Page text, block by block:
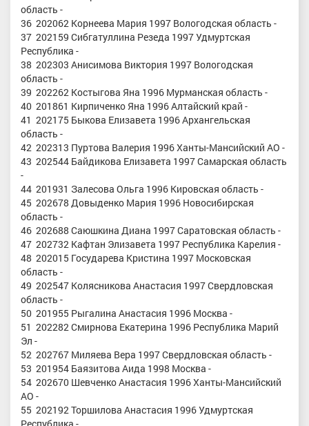
область -
36 202062 Корнеева Мария 1997 Вологодская область -
37 202159 Сибгатуллина Резеда 1997 Удмуртская
Республика -
38 202303 Анисимова Виктория 1997 Вологодская
область -
39 202262 Костыгова Яна 1996 Мурманская область -
40 201861 Кирпиченко Яна 1996 Алтайский край -
41 202175 Быкова Елизавета 1996 Архангельская
область -
42 202313 Пуртова Валерия 1996 Ханты-Мансийский АО -
43 202544 Байдикова Елизавета 1997 Самарская область
-
44 201931 Залесова Ольга 1996 Кировская область -
45 202678 Довыденко Мария 1996 Новосибирская
область -
46 202688 Саюшкина Диана 1997 Саратовская область -
47 202732 Кафтан Элизавета 1997 Республика Карелия -
48 202015 Государева Кристина 1997 Московская
область -
49 202547 Колясникова Анастасия 1997 Свердловская
область -
50 201955 Рыгалина Анастасия 1996 Москва -
51 202282 Смирнова Екатерина 1996 Республика Марий
Эл -
52 202767 Миляева Вера 1997 Свердловская область -
53 201954 Баязитова Аида 1998 Москва -
54 202670 Шевченко Анастасия 1996 Ханты-Мансийский
АО -
55 202192 Торшилова Анастасия 1996 Удмуртская